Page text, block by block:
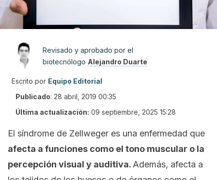
Revisado y aprobado por el
biotecnólogo Alejandro Duarte
Escrito por Equipo Editorial
Publicado: 28 abril, 2019 00:35
Última actualización: 09 septiembre, 2025 15:28
El síndrome de Zellweger es una enfermedad que
afecta a funciones como el tono muscular o la
percepción visual y auditiva. Además, afecta a